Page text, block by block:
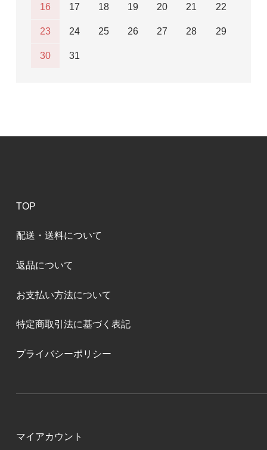
16 17 18 19 20 21 22
23 24 25 26 27 28 29
30 31
TOP
配送・送料について
返品について
お支払い方法について
特定商取引法に基づく表記
プライバシーポリシー
マイアカウント